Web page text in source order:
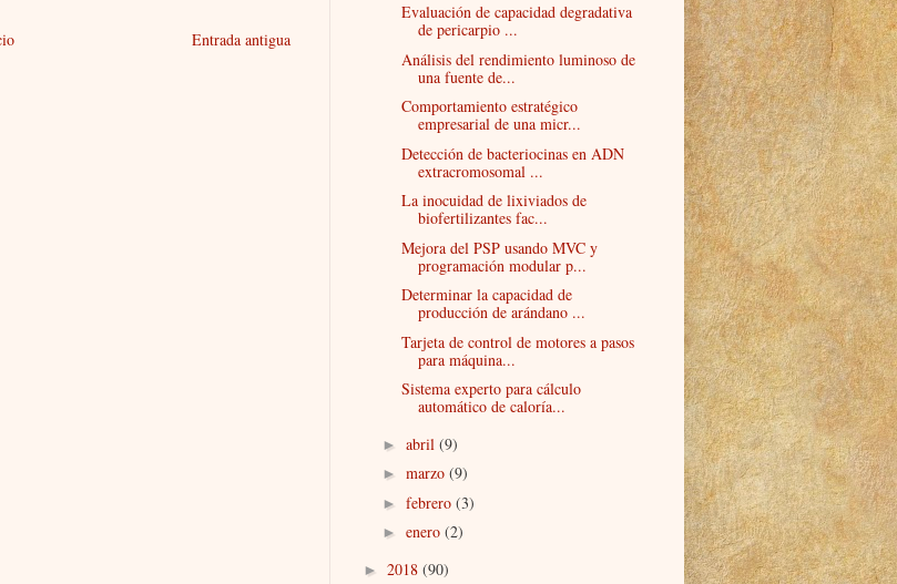
Entrada antigua
Evaluación de capacidad degradativa
de pericarpio ...
Análisis del rendimiento luminoso de
una fuente de...
Comportamiento estratégico
empresarial de una micr...
Detección de bacteriocinas en ADN
extracromosomal ...
La inocuidad de lixiviados de
biofertilizantes fac...
Mejora del PSP usando MVC y
programación modular p...
Determinar la capacidad de
producción de arándano ...
Tarjeta de control de motores a pasos
para máquina...
Sistema experto para cálculo
automático de caloría...
► abril (9)
► marzo (9)
► febrero (3)
► enero (2)
► 2018 (90)